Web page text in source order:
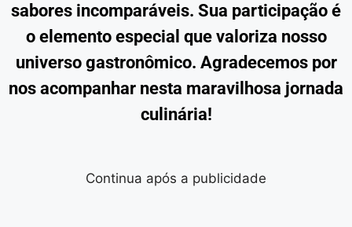
sabores incomparáveis. Sua participação é
o elemento especial que valoriza nosso
universo gastronômico. Agradecemos por
nos acompanhar nesta maravilhosa jornada
culinária!
Continua após a publicidade